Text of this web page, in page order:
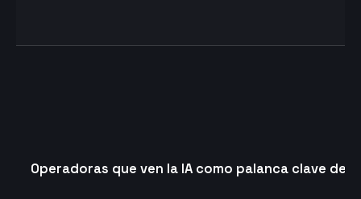
Operadoras que ven la IA como palanca clave de